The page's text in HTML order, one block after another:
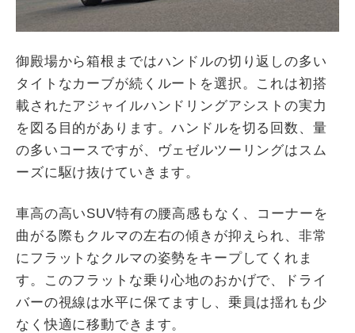
御殿場から箱根まではハンドルの切り返しの多い
タイトなカーブが続くルートを選択。これは初搭
載されたアジャイルハンドリングアシストの実力
を図る目的があります。ハンドルを切る回数、量
の多いコースですが、ヴェゼルツーリングはスム
ーズに駆け抜けていきます。
車高の高いSUV特有の腰高感もなく、コーナーを
曲がる際もクルマの左右の傾きが抑えられ、非常
にフラットなクルマの姿勢をキープしてくれま
す。このフラットな乗り心地のおかげで、ドライ
バーの視線は水平に保てますし、乗員は揺れも少
なく快適に移動できます。